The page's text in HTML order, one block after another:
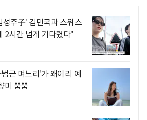
성주子' 김민국과 스위스
2시간 넘게 기다렸다"
근 며느리'가 왜이리 예
미 뿜뿜